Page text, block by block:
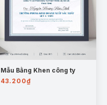
Mẫu Bằng Khen công ty
43.200₫